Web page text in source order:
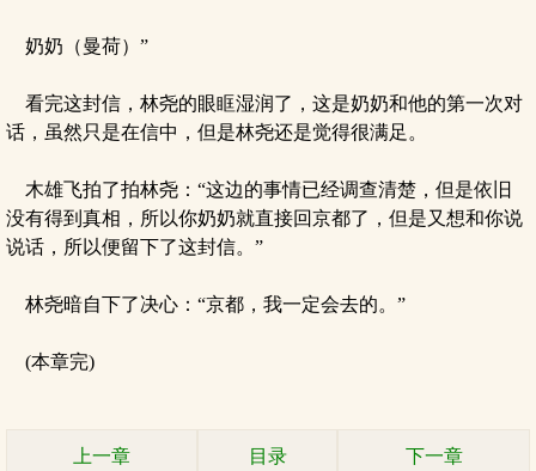
奶奶（曼荷）”
看完这封信，林尧的眼眶湿润了，这是奶奶和他的第一次对
话，虽然只是在信中，但是林尧还是觉得很满足。
木雄飞拍了拍林尧：“这边的事情已经调查清楚，但是依旧
没有得到真相，所以你奶奶就直接回京都了，但是又想和你说
说话，所以便留下了这封信。”
林尧暗自下了决心：“京都，我一定会去的。”
(本章完)
上一章 目录 下一章